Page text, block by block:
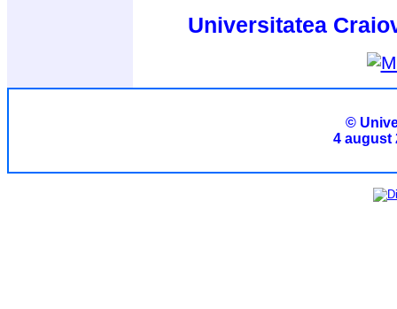
Universitatea
©
4 august